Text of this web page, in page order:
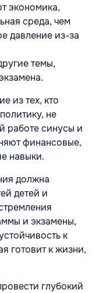
экономика,
среда, чем
давление из-за
темы,
из тех, кто
не
работе синусы и
финансовые,
навыки.
должна
детей и
и экзамены,
к
готовит к жизни,
глубокий